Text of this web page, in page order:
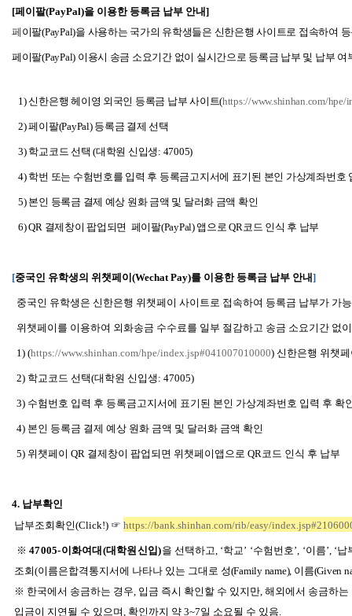
[페이팔(PayPal)을 이용한 등록금 납부 안내]
페 이팔(PayPal)을 사용하는 국가의 유학생들은 신한은행 사이트로 접속하여
페이팔(PayPal) 이용시 송금 소요기간 없이 실시간으로 등록금 납부 및 납부
1)신한은행 헤이영 외국인 등록금 납부 사이트(https://www.shinhan.com/hpe/
2)페이팔(PayPal) 등록금 결제 선택
3) 학교코드 선택 (대학원 신입생: 47005)
4) 학번 또는 수험번호를 입력 후 등록금고지서에 표기된 본인 가상계좌번호
5) 본인 등록금 결제 예상 원화 금액 및 달러화 금액 확인
6) QR 결제창이 팝업되면 페이팔(PayPal) 앱으로 QR코드 인식 후 납부
[중국인 유학생의 위챗페이(Wechat Pay)를 이용한 등록금 납부 안내]
중국인 유학생은 신한은행 위챗페이 사이트로 접속하여 등록금 납부가 가
위챗페이를 이용하여 외화송금 수수료를 일부 절감하고 송금 소요기간 없
1) (https://www.shinhan.com/hpe/index.jsp#041007010000) 신한은행 위챗
2) 학교코드 선택(대학원 신입생 : 47005)
3) 수험번호 입력 후 등록금고지서에 표기된 본인 가상계좌번호 입력 후 확
4) 본인 등록금 결제 예상 원화 금액 및 달러화 금액 확인
5) 위챗페이 QR 결제창이 팝업되면 위챗페이앱으로 QR코드 인식 후 납부
4. 납부확인
납부조회확인(Click!) ☞ https://bank.shinhan.com/rib/easy/
※ 47005-이화여대(대학원신입)을 선택하고 ‘학교 ’ ‘수험번호’, ‘이름’, ‘
조회(이름은합격통지서에 나타나 있는 그대로 성(Family name), 이름(Given
※ 한국에서 송금하는 경우, 입금 즉시 확인할 수 있지만, 해외에서 송금하
입금이 지연될 수 있으며, 확인까지 약 3~7일 소요될 수 있음.